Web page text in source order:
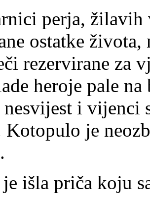
perja,
ostatke
rezervirane za
heroje pale
i vijenci
je
išla priča koju